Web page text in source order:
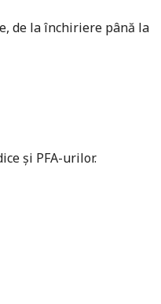
de la închiriere până la
și PFA-urilor.